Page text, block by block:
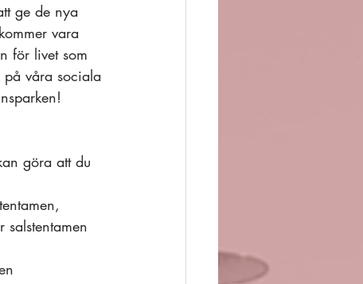
ge de nya
vara
för livet som
våra sociala
göra att du